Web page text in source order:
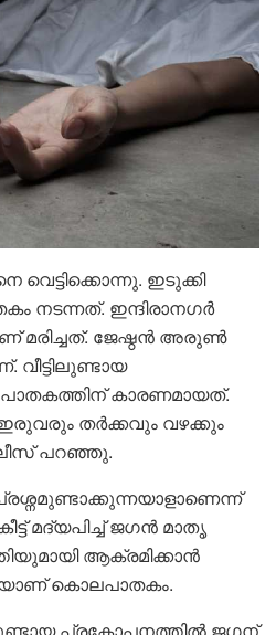
ഇടുക്കി
നടന്നത്. ഇന്ദിരാനഗർ
മരിച്ചത്. ജേഷ്ഠൻ അരുൺ
വീട്ടിലുണ്ടായ
കാരണമായത്.
തർക്കവും വഴക്കും
പറഞ്ഞു.
മദ്യപിച്ച് ജഗൻ മാതൃ
ആക്രമിക്കാൻ
കൊലപാതകം.